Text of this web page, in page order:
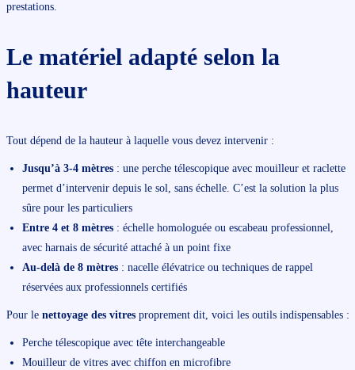
prestations.
Le matériel adapté selon la
hauteur
Tout dépend de la hauteur à laquelle vous devez intervenir :
Jusqu’à 3-4 mètres: une perche télescopique avec mouilleur et raclette
permet d’intervenir depuis le sol, sans échelle. C’est la solution la plus
sûre pour les particuliers
Entre 4 et 8 mètres: échelle homologuée ou escabeau professionnel,
avec harnais de sécurité attaché à un point fixe
Au-delà de 8 mètres: nacelle élévatrice ou techniques de rappel
réservées aux professionnels certifiés
Pour le nettoyage des vitresproprement dit, voici les outils indispensables :
Perche télescopique avec tête interchangeable
Mouilleur de vitres avec chiffon en microfibre